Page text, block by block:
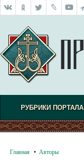
РУБРИКИ ПОРТАЛА
Главная Авторы